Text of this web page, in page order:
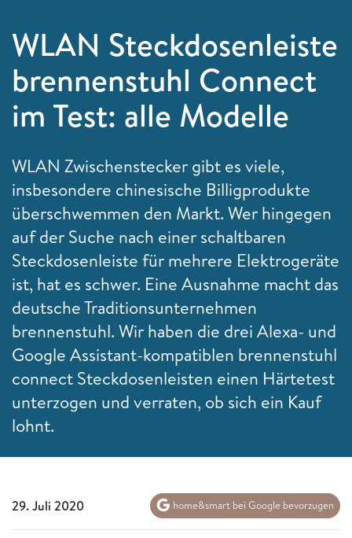
WLAN Steckdosenleiste
brennenstuhl Connect
im Test: alle Modelle
WLAN Zwischenstecker gibt es viele,
insbesondere chinesische Billigprodukte
überschwemmen den Markt. Wer hingegen
auf der Suche nach einer schaltbaren
Steckdosenleiste für mehrere Elektrogeräte
ist, hat es schwer. Eine Ausnahme macht das
deutsche Traditionsunternehmen
brennenstuhl. Wir haben die drei Alexa- und
Google Assistant-kompatiblen brennenstuhl
connect Steckdosenleisten einen Härtetest
unterzogen und verraten, ob sich ein Kauf
lohnt.
29. Juli 2020 home&smart bei Google bevorzugen